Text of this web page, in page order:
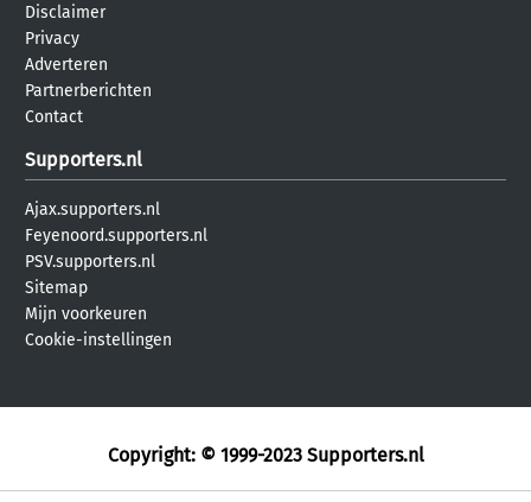
Disclaimer
Privacy
Adverteren
Partnerberichten
Contact
Supporters.nl
Ajax.supporters.nl
Feyenoord.supporters.nl
PSV.supporters.nl
Sitemap
Mijn voorkeuren
Cookie-instellingen
Copyright: © 1999-2023 Supporters.nl